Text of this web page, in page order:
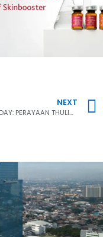
NEXT
LAVIEEN DAY: PERAYAAN THULIUM LASER TERBAIK LAVIEEN HADIR PERTAMA DI AREA BANTEN.